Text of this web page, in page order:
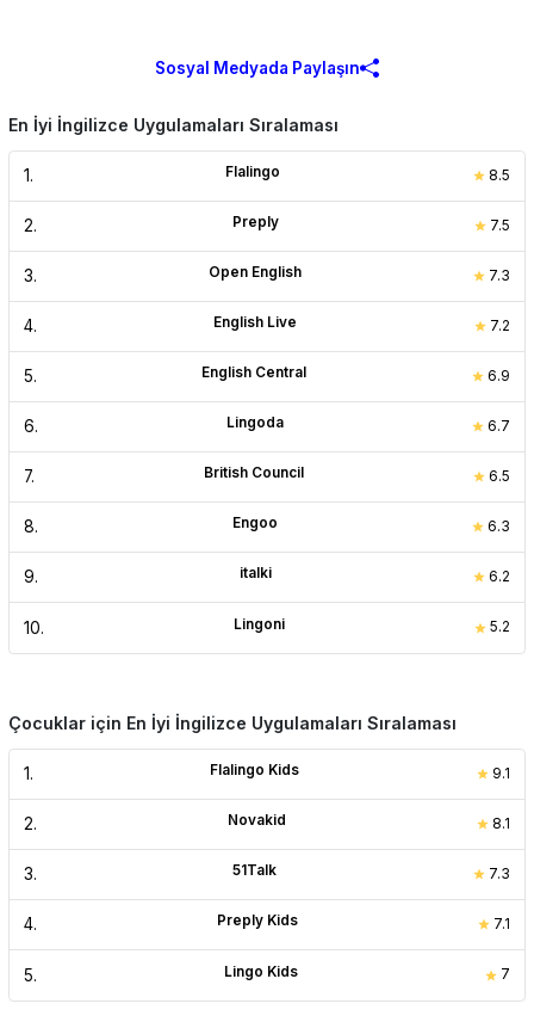
Sosyal Medyada Paylaşın
En İyi İngilizce Uygulamaları Sıralaması
1. Flalingo 8.5
2. Preply 7.5
3. Open English 7.3
4. English Live 7.2
5. English Central 6.9
6. Lingoda 6.7
7. British Council 6.5
8. Engoo 6.3
9. italki 6.2
10. Lingoni 5.2
Çocuklar için En İyi İngilizce Uygulamaları Sıralaması
1. Flalingo Kids 9.1
2. Novakid 8.1
3. 51Talk 7.3
4. Preply Kids 7.1
5. Lingo Kids 7